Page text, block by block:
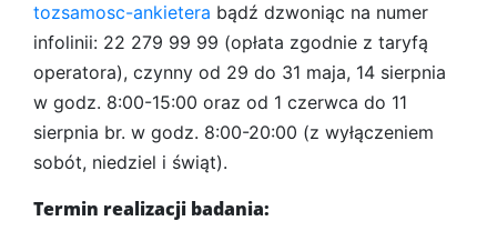
tozsamosc-ankietera bądź dzwoniąc na numer
infolinii: 22 279 99 99 (opłata zgodnie z taryfą
operatora), czynny od 29 do 31 maja, 14 sierpnia
w godz. 8:00-15:00 oraz od 1 czerwca do 11
sierpnia br. w godz. 8:00-20:00 (z wyłączeniem
sobót, niedziel i świąt).
Termin realizacji badania: